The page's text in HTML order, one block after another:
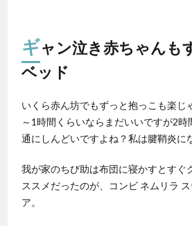
ギャン泣き赤ちゃんも
ベッド
いくら赤ん坊でもずっと抱っこも楽じ
～1時間くらいならまだいいですが2
通にしんどいですよね？私は腱鞘炎に
我が家のちび助は布団に寝かすとすぐ
ススメだったのが、コンビ ネムリラ
ア。